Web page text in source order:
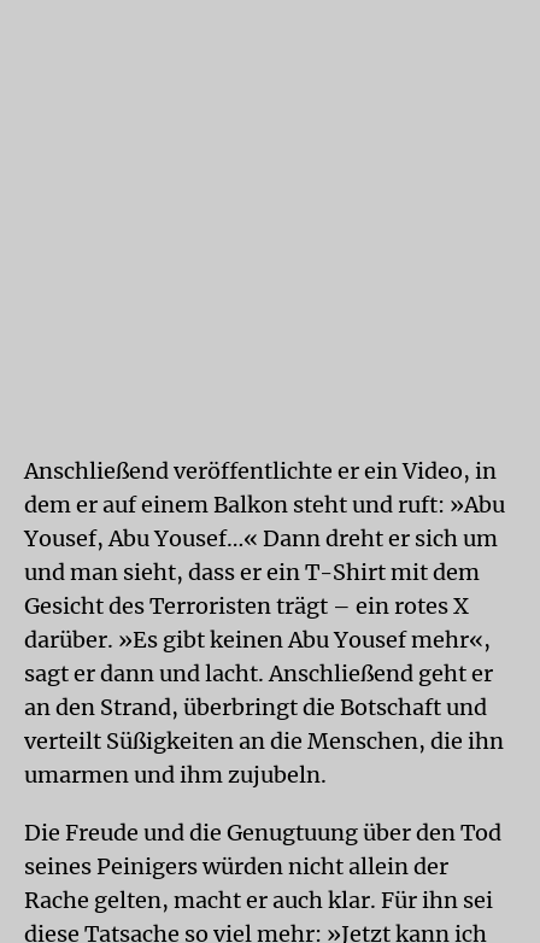
Anschließend veröffentlichte er ein Video, in
dem er auf einem Balkon steht und ruft: »Abu
Yousef, Abu Yousef…« Dann dreht er sich um
und man sieht, dass er ein T-Shirt mit dem
Gesicht des Terroristen trägt – ein rotes X
darüber. »Es gibt keinen Abu Yousef mehr«,
sagt er dann und lacht. Anschließend geht er
an den Strand, überbringt die Botschaft und
verteilt Süßigkeiten an die Menschen, die ihn
umarmen und ihm zujubeln.
Die Freude und die Genugtuung über den Tod
seines Peinigers würden nicht allein der
Rache gelten, macht er auch klar. Für ihn sei
diese Tatsache so viel mehr: »Jetzt kann ich